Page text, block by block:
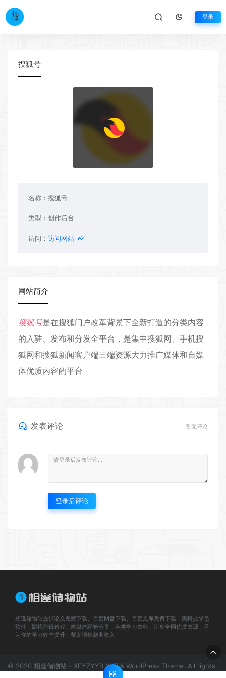
登录
搜狐号
名称： 搜狐号
类型： 创作后台
访问： 访问网站
网站简介
搜狐号是在搜狐门户改革背景下全新打造的分类内容
的入驻、发布和分发全平台，是集中搜狐网、手机搜
狐网和搜狐新闻客户端三端资源大力推广媒体和自媒
体优质内容的平台
发表评论 暂无评论
登录后评论
相逢储物站提供论文免费下载、百度网盘下载、百度文库免费下载，黑科技绿色
软件，影视剪辑教程、自媒体经验分享，各类学习资料、汇集全网优质资源，只
为你的学习效率提升，帮助增长副业收入！
© 2020 相逢储物站 - XFYZYYB.XYZ & WordPress Theme. All rights